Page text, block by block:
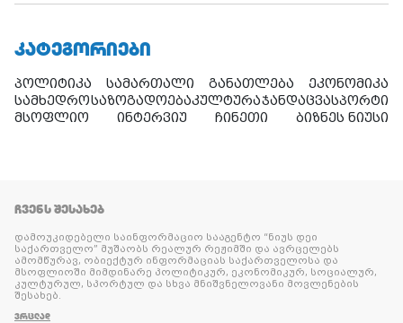
ᲙᲐᲢᲔᲒᲝᲠᲘᲔᲑᲘ
პოლიტიკა სამართალი განათლება
ეკონომიკა
სამხედროსაზოგადოებაკულტურაჯანდაცვასპორტი
მსოფლიო
ინტერვიუ ჩინეთი ბიზნეს ნიუსი
ᲩᲕᲔᲜᲡ ᲨᲔᲡᲐᲮᲔᲑ
დამოუკიდებელი საინფორმაციო სააგენტო “ნიუს დეი
საქართველო” მუშაობს რეალურ რეჟიმში და ავრცელებს
ამომწურავ, ობიექტურ ინფორმაციას საქართველოსა და
მსოფლიოში მიმდინარე პოლიტიკურ, ეკონომიკურ, სოციალურ,
კულტურულ, სპორტულ და სხვა მნიშვნელოვანი მოვლენების
შესახებ.
ᲕᲠᲪᲚᲐᲓ